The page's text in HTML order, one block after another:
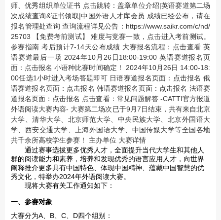
师、优秀组织单位证书 点击跳转：盖章单位介绍|英语赛道第二场
次成绩查询&证书领取|中国外语人才库会员 成绩已经公布，请在
报名管理处查询 查询流程详见公告：https://www.saikr.com/c/nd/
25703 【免费考前测试】 难度与竞赛一致，点击进入考前测试。
参赛指南 考后预计7-14天公布成绩 大赛报名流程：点击查看 英
语赛道最后一场 2024年10月26日18:00-19:00 英语赛道报名页
面：点击报名 小语种比赛时间确定！ 2024年10月26日 14:00-18:
00任选1小时进入考场答题即可 日语赛道报名页面：点击报名 俄
语赛道报名页面：点击报名 韩语赛道报名页面：点击报名 法语赛
道报名页面：点击报名 点击查看：常见问题解答 -CATTI官方报道
外语阅读大赛内容- 大赛第二场次已于9月7日结束，共有来自北京
大学、清华大学、北京师范大学、中央民族大学、北京外国语大
学、西安交通大学、上海外国语大学、中国传媒大学等全国各地
共千余所高校学生参赛！ 主办单位 大赛详情
通过赛事选拔更多优秀人才，全面提升当代大学生和其他人
群的阅读能力和素养，培养和发现优秀的语言应用人才，向世界
阐释推介更多具有中国特色、体现中国精神、蕴藏中国智慧的优
秀文化，特举办2024年外语阅读大赛。
现将大赛有关工作通知如下：
一、参赛对象
大赛分为A、B、C、D四个组别：